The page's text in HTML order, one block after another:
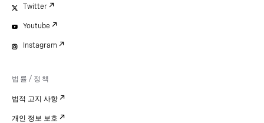
Twitter
Youtube
Instagram
법률/정책
법적 고지 사항
개인 정보 보호